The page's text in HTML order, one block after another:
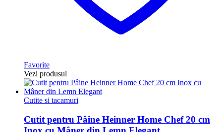
Favorite
Vezi produsul
Cutite si tacamuri
Cutit pentru Pâine Heinner Home Chef 20 cm